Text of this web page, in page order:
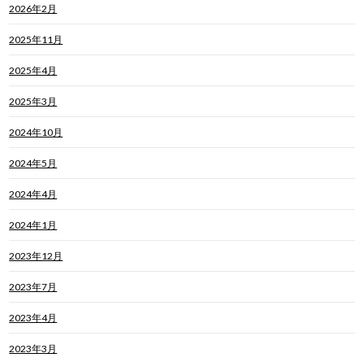
2026年2月
2025年11月
2025年4月
2025年3月
2024年10月
2024年5月
2024年4月
2024年1月
2023年12月
2023年7月
2023年4月
2023年3月